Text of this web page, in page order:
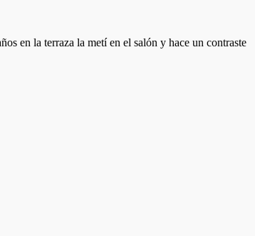
en la terraza la metí en el salón y hace un contraste